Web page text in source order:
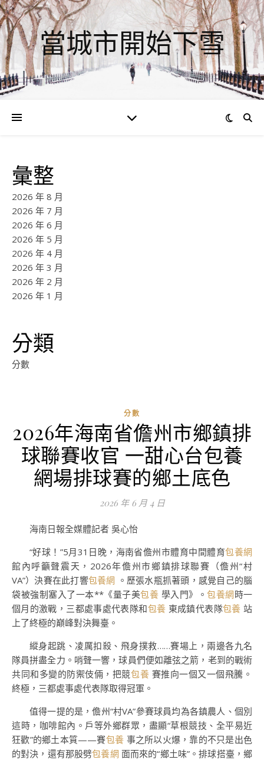
當城市開始下雪
彙整
2026 年 8 月
2026 年 7 月
2026 年 6 月
2026 年 5 月
2026 年 4 月
2026 年 3 月
2026 年 2 月
2026 年 1 月
分類
分數
分數
2026年海南省儋州市鄉鎮排
球聯賽收官 一甜心台包養
網場排球賽的鄉土底色
2026 年 6 月 4 日
海南日報全媒體記者 吳心怡
“好球！”5月31日晚，海南省儋州市體育中間體育包養網
館內呼籲聲震天，2026年儋州市鄉鎮排球聯賽（儋州“村
VA”）決賽在此打響包養網 。歷張水瓶抓著頭，感覺自己的腦
袋被強制塞入了一本**《量子美包養 學入門》。 包養網時一
個月的激戰，三都處事處代表隊和包養 東成鎮代表隊包養 站
上了終極的巔峰對決舞臺。
縱身起跳、凌厲扣殺、飛身撲救……賽場上，兩邊各九名
隊員拼盡全力。哨聲一響，球員們便如離弦之箭，老到的戰術
共同和多變的防禦伎倆，把競包養 賽推向一個又一個飛騰。
終極，三都處事處代表隊取得冠軍。
值得一提的是，儋州“村VA”參賽球員均為各鎮農人、個別
這時，咖啡館內。戶等外鄉群眾，盡顯“草根競技、全平易近
狂歡”的鄉土本質——賽包養 事之所以火爆，靠的不只是出色
的對決，還有那股劈包養網 面而來的“鄉土味”。排球搭臺，鄉